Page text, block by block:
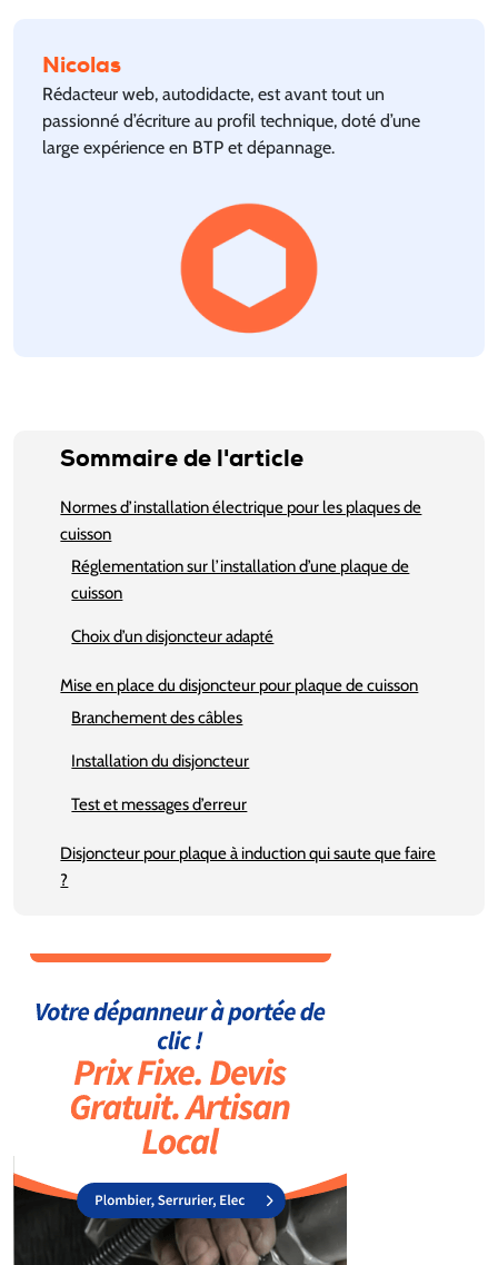
Sommaire de l'article
Normes d’installation électrique pour les plaques de
cuisson
Réglementation sur l’installation d’une plaque de
cuisson
Choix d’un disjoncteur adapté
Mise en place du disjoncteur pour plaque de cuisson
Branchement des câbles
Installation du disjoncteur
Test et messages d’erreur
Disjoncteur pour plaque à induction qui saute que faire
?
Nicolas
Rédacteur web, autodidacte, est avant tout un
passionné d’écriture au profil technique, doté d’une
large expérience en BTP et dépannage.